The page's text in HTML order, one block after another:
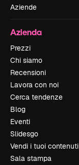
Aziende
Azienda
Prezzi
Chi siamo
Recensioni
Lavora con noi
Cerca tendenze
Blog
Eventi
Slidesgo
Vendi i tuoi contenuti
Sala stampa